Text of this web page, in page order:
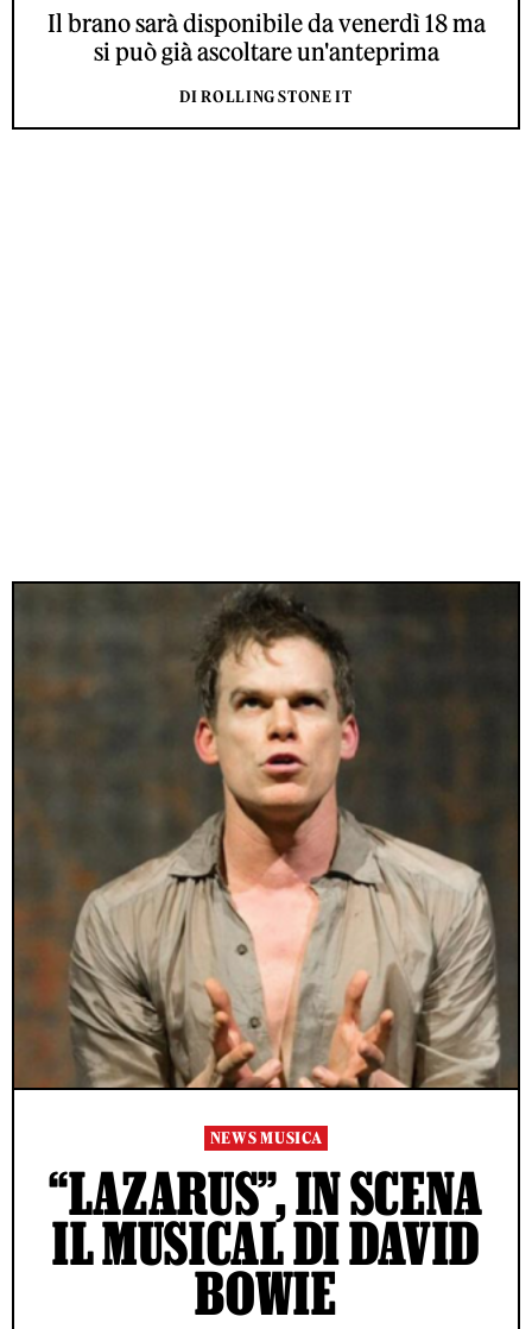
Il brano sarà disponibile da venerdì 18 ma
si può già ascoltare un'anteprima
DI ROLLING STONE IT
NEWS MUSICA
“LAZARUS”, IN SCENA
IL MUSICAL DI DAVID
BOWIE